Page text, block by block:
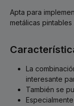
Apta para
metálicas
La
interesante
También se